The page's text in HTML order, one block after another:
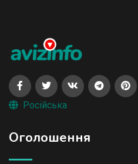
Російська
Оголошення